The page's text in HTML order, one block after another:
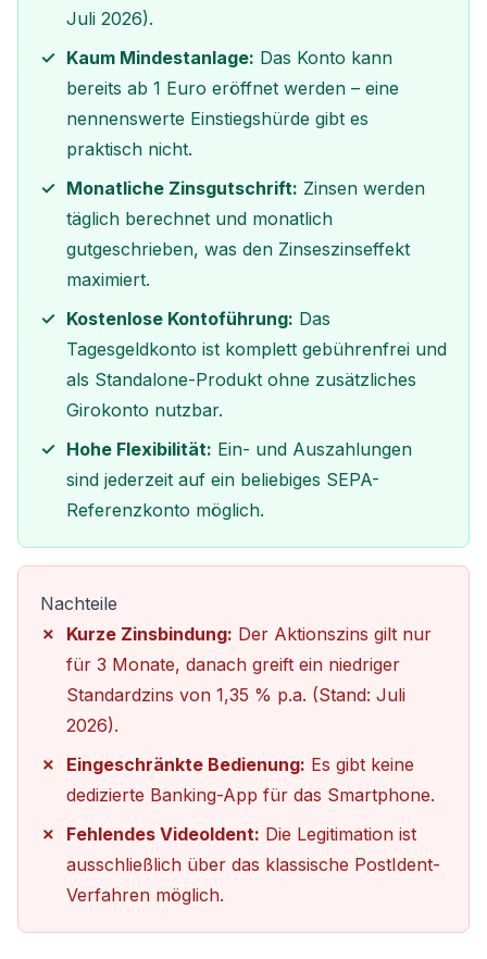
Juli 2026).
Kaum Mindestanlage: Das Konto kann
bereits ab 1 Euro eröffnet werden – eine
nennenswerte Einstiegshürde gibt es
praktisch nicht.
Monatliche Zinsgutschrift: Zinsen werden
täglich berechnet und monatlich
gutgeschrieben, was den Zinseszinseffekt
maximiert.
Kostenlose Kontoführung: Das
Tagesgeldkonto ist komplett gebührenfrei und
als Standalone-Produkt ohne zusätzliches
Girokonto nutzbar.
Hohe Flexibilität: Ein- und Auszahlungen
sind jederzeit auf ein beliebiges SEPA-
Referenzkonto möglich.
Nachteile
Kurze Zinsbindung: Der Aktionszins gilt nur
für 3 Monate, danach greift ein niedriger
Standardzins von 1,35 % p.a. (Stand: Juli
2026).
Eingeschränkte Bedienung: Es gibt keine
dedizierte Banking-App für das Smartphone.
Fehlendes VideoIdent: Die Legitimation ist
ausschließlich über das klassische PostIdent-
Verfahren möglich.